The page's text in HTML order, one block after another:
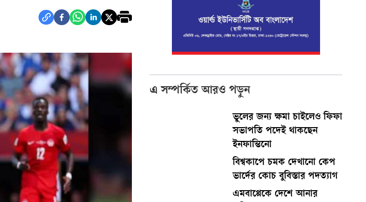
এ সম্পর্কিত আরও পড়ুন
ভুলের জন্য ক্ষমা চাইলেও ফিফা
সভাপতি পদেই থাকছেন
ইনফান্তিনো
বিশ্বকাপে চমক দেখানো কেপ
ভার্দের কোচ বুবিস্তার পদত্যাগ
এমবাপ্পেকে দেশে আনার